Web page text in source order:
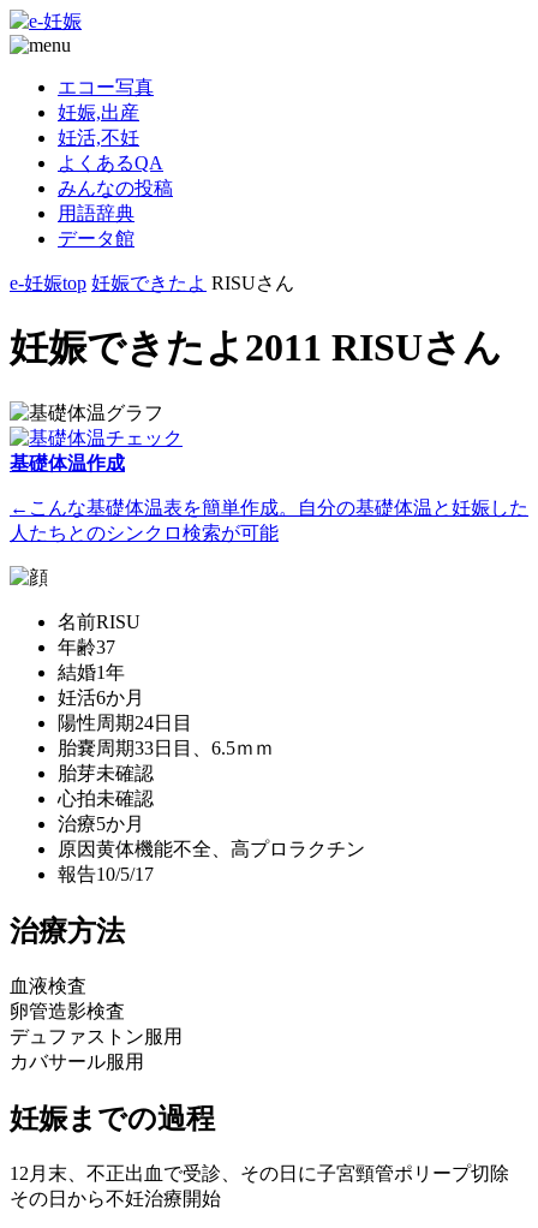
エコー写真
妊娠,出産
妊活,不妊
よくあるQA
みんなの投稿
用語辞典
データ館
e-妊娠top 妊娠できたよ RISUさん
妊娠できたよ2011 RISUさん
基礎体温作成
←こんな基礎体温表を簡単作成。自分の基礎体温と妊娠した
人たちとのシンクロ検索が可能
名前RISU
年齢37
結婚1年
妊活6か月
陽性周期24日目
胎嚢周期33日目、6.5ｍｍ
胎芽未確認
心拍未確認
治療5か月
原因黄体機能不全、高プロラクチン
報告10/5/17
治療方法
血液検査
卵管造影検査
デュファストン服用
カバサール服用
妊娠までの過程
12月末、不正出血で受診、その日に子宮頸管ポリープ切除
その日から不妊治療開始